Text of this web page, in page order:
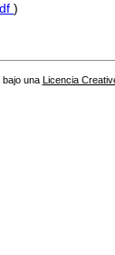
)
una Licencia